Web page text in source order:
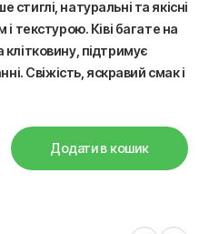
натуральні та якісні
і текстурою. Ківі багате на
клітковину, підтримує
Свіжість, яскравий смак і
Додати в кошик